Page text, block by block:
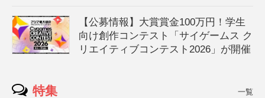
【公募情報】大賞賞金100万円！学生
向け創作コンテスト「サイゲームス ク
リエイティブコンテスト2026」が開催
特集 一覧